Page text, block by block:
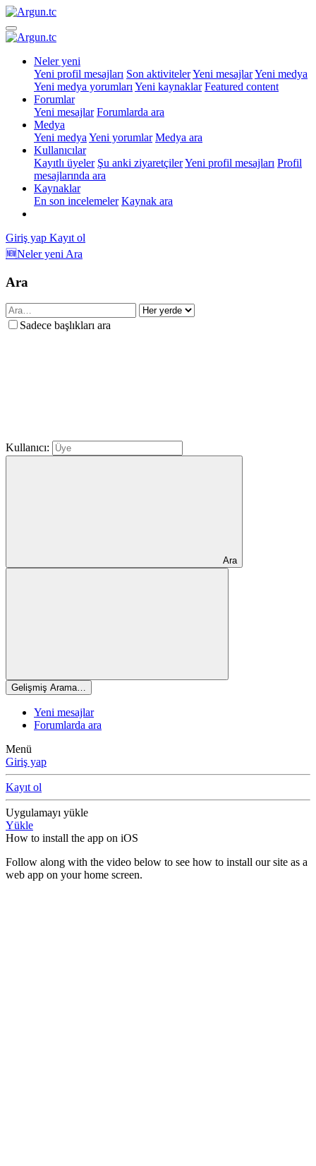
Neler yeni
Yeni profil mesajları Son aktivitelerYeni mesajlarYeni medya
Yeni medya yorumları Yeni kaynaklar Featured content
Forumlar
Yeni mesajlar Forumlarda ara
Medya
Yeni medya Yeni yorumlar Medya ara
Kullanıcılar
Kayıtlı üyeler Şu anki ziyaretçilerYeni profil mesajları Profil
mesajlarında ara
Kaynaklar
En son incelemeler Kaynak ara
Giriş yap Kayıt ol
🆕Neler yeni Ara
Ara
Sadece başlıkları ara
Kullanıcı:
Ara
Gelişmiş Arama…
Yeni mesajlar
Forumlarda ara
Menü
Giriş yap
Kayıt ol
Uygulamayı yükle
Yükle
How to install the app on iOS
Follow along with the video below to see how to install our site as a
web app on your home screen.